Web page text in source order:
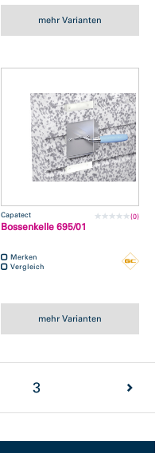
mehr Varianten
Capatect (0)
Bossenkelle 695/01
Merken
Vergleich
mehr Varianten
3